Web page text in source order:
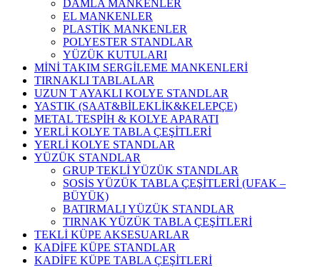
DAMLA MANKENLER
EL MANKENLER
PLASTİK MANKENLER
POLYESTER STANDLAR
YÜZÜK KUTULARI
MİNİ TAKIM SERGİLEME MANKENLERİ
TIRNAKLI TABLALAR
UZUN T AYAKLI KOLYE STANDLAR
YASTIK (SAAT&BİLEKLİK&KELEPÇE)
METAL TESPİH & KOLYE APARATI
YERLİ KOLYE TABLA ÇEŞİTLERİ
YERLİ KOLYE STANDLAR
YÜZÜK STANDLAR
GRUP TEKLİ YÜZÜK STANDLAR
SOSİS YÜZÜK TABLA ÇEŞİTLERİ (UFAK –
BÜYÜK)
BATIRMALI YÜZÜK STANDLAR
TIRNAK YÜZÜK TABLA ÇEŞİTLERİ
TEKLİ KÜPE AKSESUARLAR
KADİFE KÜPE STANDLAR
KADİFE KÜPE TABLA ÇEŞİTLERİ